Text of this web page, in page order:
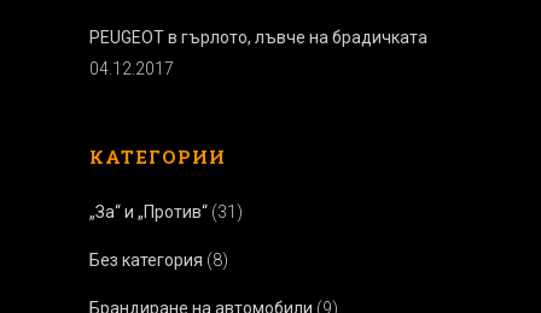
PEUGEOT в гърлото, лъвче на брадичката
04.12.2017
КАТЕГОРИИ
„За“ и „Против“ (31)
Без категория (8)
Брандиране на автомобили (9)